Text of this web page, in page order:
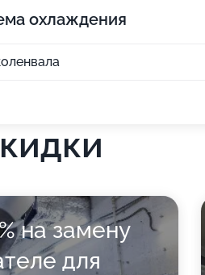
охлаждения
на замену
для